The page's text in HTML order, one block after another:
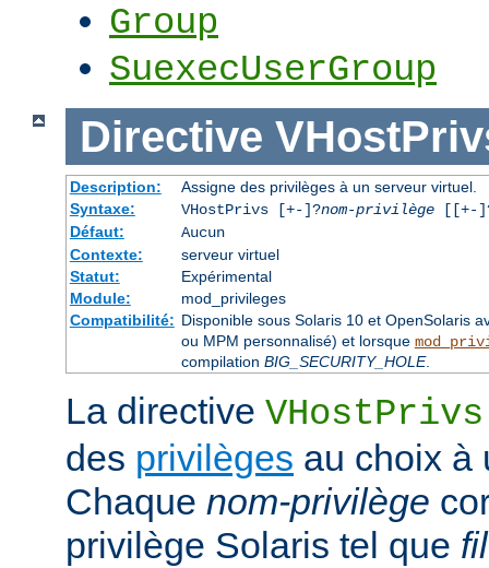
Group
SuexecUserGroup
Directive
Description:
Assigne des privilèges à un serveur virtuel.
Syntaxe:
VHostPrivs [+-]?nom-privilège[[+-
Défaut:
Aucun
Contexte:
serveur virtuel
Statut:
Expérimental
Module:
mod_privileges
Compatibilité: Disponible sous Solaris 10 et OpenSolaris
ou MPM personnalisé) et lorsque
compilation BIG_SECURITY_HOLE.
La directive VHostPrivs
des privilèges au choix à
Chaque nom-privilège
privilège Solaris tel que